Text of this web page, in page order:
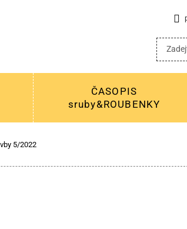
ČASOPIS
sruby&ROUBENKY
5/2022